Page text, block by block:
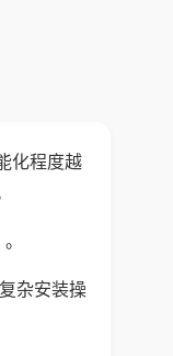
化程度越
杂安装操